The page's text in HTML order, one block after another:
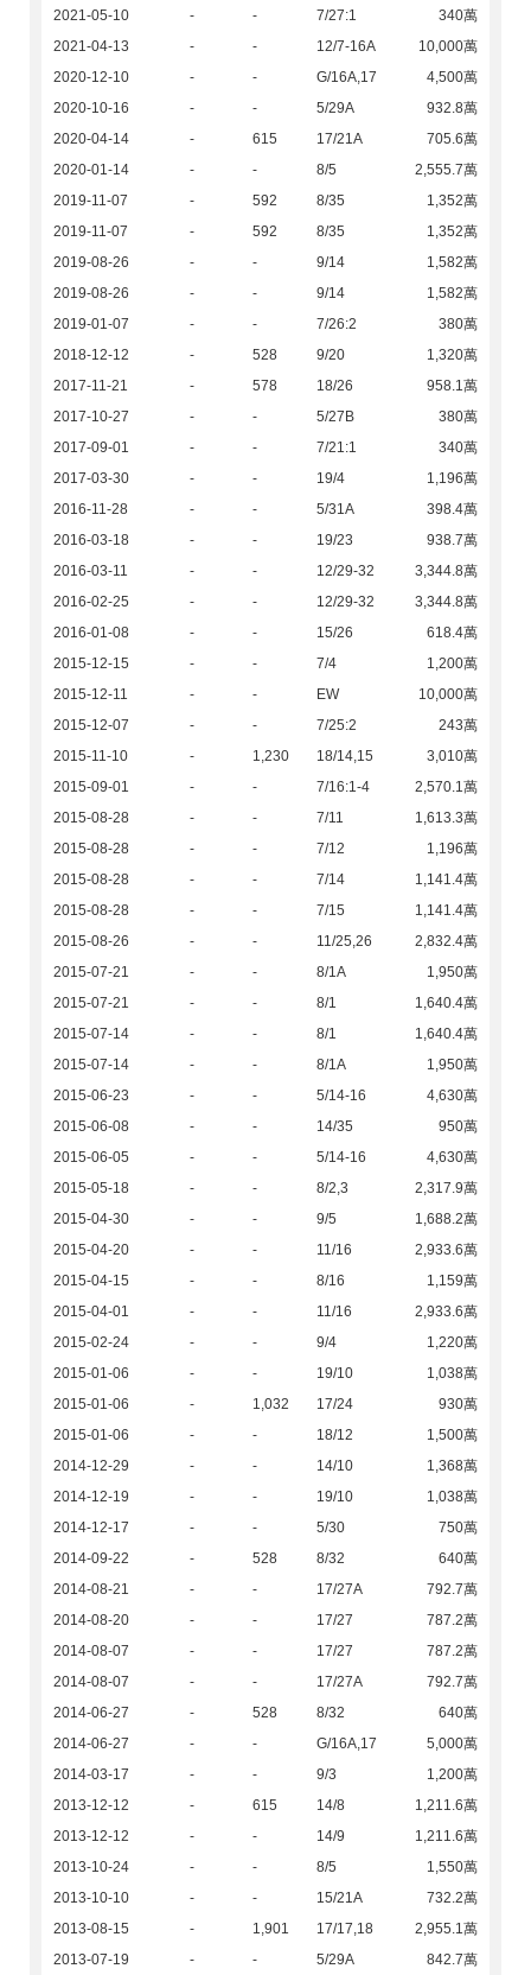
2021-05-10 - - 7/27:1
340萬
2021-04-13
- - 12/7-16A
10,000萬
2020-12-10
- - G/16A,17
4,500萬
2020-10-16
- - 5/29A
932.8萬
2020-04-14
- 615 17/21A
705.6萬
2020-01-14
- - 8/5
2,555.7萬
2019-11-07
- 592 8/35
1,352萬
2019-11-07
- 592 8/35
1,352萬
2019-08-26
- - 9/14
1,582萬
2019-08-26
- - 9/14
1,582萬
2019-01-07
- - 7/26:2
380萬
2018-12-12
- 528 9/20
1,320萬
2017-11-21
- 578 18/26
958.1萬
2017-10-27
- - 5/27B
380萬
2017-09-01
- - 7/21:1
340萬
2017-03-30
- - 19/4
1,196萬
2016-11-28
- - 5/31A
398.4萬
2016-03-18
- - 19/23
938.7萬
2016-03-11
- - 12/29-32
3,344.8萬
2016-02-25
- - 12/29-32
3,344.8萬
2016-01-08
- - 15/26
618.4萬
2015-12-15
- - 7/4
1,200萬
2015-12-11
- - EW
10,000萬
2015-12-07
- - 7/25:2
243萬
2015-11-10
- 1,230 18/14,15
3,010萬
2015-09-01
- - 7/16:1-4
2,570.1萬
2015-08-28
- - 7/11
1,613.3萬
2015-08-28
- - 7/12
1,196萬
2015-08-28
- - 7/14
1,141.4萬
2015-08-28
- - 7/15
1,141.4萬
2015-08-26
- - 11/25,26
2,832.4萬
2015-07-21
- - 8/1A
1,950萬
2015-07-21
- - 8/1
1,640.4萬
2015-07-14
- - 8/1
1,640.4萬
2015-07-14
- - 8/1A
1,950萬
2015-06-23
- - 5/14-16
4,630萬
2015-06-08
- - 14/35
950萬
2015-06-05
- - 5/14-16
4,630萬
2015-05-18
- - 8/2,3
2,317.9萬
2015-04-30
- - 9/5
1,688.2萬
2015-04-20
- - 11/16
2,933.6萬
2015-04-15
- - 8/16
1,159萬
2015-04-01
- - 11/16
2,933.6萬
2015-02-24
- - 9/4
1,220萬
2015-01-06
- - 19/10
1,038萬
2015-01-06
- 1,032 17/24
930萬
2015-01-06
- - 18/12
1,500萬
2014-12-29
- - 14/10
1,368萬
2014-12-19
- - 19/10
1,038萬
2014-12-17
- - 5/30
750萬
2014-09-22
- 528 8/32
640萬
2014-08-21
- - 17/27A
792.7萬
2014-08-20
- - 17/27
787.2萬
2014-08-07
- - 17/27
787.2萬
2014-08-07
- - 17/27A
792.7萬
2014-06-27
- 528 8/32
640萬
2014-06-27
- - G/16A,17
5,000萬
2014-03-17
- - 9/3
1,200萬
2013-12-12
- 615 14/8
1,211.6萬
2013-12-12
- - 14/9
1,211.6萬
2013-10-24
- - 8/5
1,550萬
2013-10-10
- - 15/21A
732.2萬
2013-08-15
- 1,901 17/17,18
2,955.1萬
2013-07-19
- - 5/29A
842.7萬